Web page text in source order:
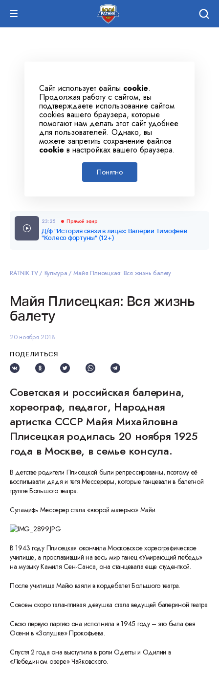
Сайт использует файлы cookie.
Продолжая работу с сайтом, вы
подтверждаете использование сайтом
cookies вашего браузера, которые
помогают нам делать этот сайт удобнее
для пользователей. Однако, вы
можете запретить сохранение файлов
cookie в настройках вашего браузера.
Понятно
23:25 Прямой эфир
Д/ф "История связи в лицах: Валерий Тимофеев
"Колесо фортуны" (12+)
RATNIK.TV Культура Майя Плисецкая: Вся жизнь балету
Майя Плисецкая: Вся жизнь
балету
20 ноября 2018
ПОДЕЛИТЬСЯ
Советская и российская балерина,
хореограф, педагог, Народная
артистка СССР Майя Михайловна
Плисецкая родилась 20 ноября 1925
года в Москве, в семье консула.
В детстве родители Плисецкой были репрессированы, поэтому её
воспитывали дядя и тетя Мессереры, которые танцевали в балетной
труппе Большого театра.
Суламифь Мессерер стала «второй матерью» Майи.
В 1943 году Плисецкая окончила Московское хореографическое
училище, а прославивший на весь мир танец «Умирающий лебедь»
на музыку Камиля Сен-Санса, она станцевала еще студенткой.
После училища Майю взяли в кордебалет Большого театра.
Совсем скоро талантливая девушка стала ведущей балериной театра.
Свою первую партию она исполнила в 1945 году – это была фея
Осени в «Золушке» Прокофьева.
Спустя 2 года она выступила в роли Одетты и Одилии в
«Лебедином озере» Чайковского.